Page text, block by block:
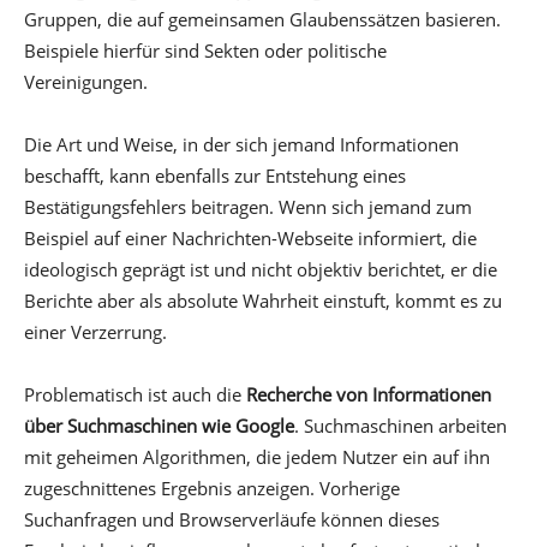
Gruppen, die auf gemeinsamen Glaubenssätzen basieren.
Beispiele hierfür sind Sekten oder politische
Vereinigungen.
Die Art und Weise, in der sich jemand Informationen
beschafft, kann ebenfalls zur Entstehung eines
Bestätigungsfehlers beitragen. Wenn sich jemand zum
Beispiel auf einer Nachrichten-Webseite informiert, die
ideologisch geprägt ist und nicht objektiv berichtet, er die
Berichte aber als absolute Wahrheit einstuft, kommt es zu
einer Verzerrung.
Problematisch ist auch die Recherche von Informationen
über Suchmaschinen wie Google. Suchmaschinen arbeiten
mit geheimen Algorithmen, die jedem Nutzer ein auf ihn
zugeschnittenes Ergebnis anzeigen. Vorherige
Suchanfragen und Browserverläufe können dieses